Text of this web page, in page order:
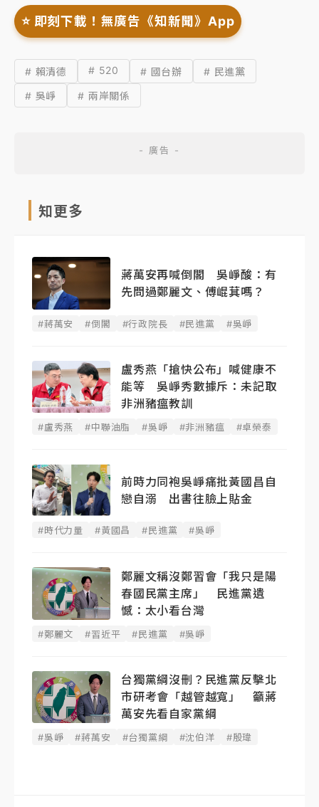
⭐️ 即刻下載！無廣告《知新聞》App
# 賴清德 # 520 # 國台辦
# 民進黨
# 吳崢
# 兩岸關係
知更多
蔣萬安再喊倒閣 吳崢酸：有
先問過鄭麗文、傅崐萁嗎？
#蔣萬安 #倒閣 #行政院長 #民進黨 #吳崢
盧秀燕「搶快公布」喊健康不
能等 吳崢秀數據斥：未記取
非洲豬瘟教訓
#盧秀燕 #中聯油脂 #吳崢 #非洲豬瘟 #卓榮泰
前時力同袍吳崢痛批黃國昌自
戀自溺 出書往臉上貼金
#時代力量 #黃國昌 #民進黨 #吳崢
鄭麗文稱沒鄭習會「我只是陽
春國民黨主席」 民進黨遺
憾：太小看台灣
#鄭麗文 #習近平 #民進黨 #吳崢
台獨黨綱沒刪？民進黨反擊北
市研考會「越管越寬」 籲蔣
萬安先看自家黨綱
#吳崢 #蔣萬安 #台獨黨綱 #沈伯洋 #殷瑋